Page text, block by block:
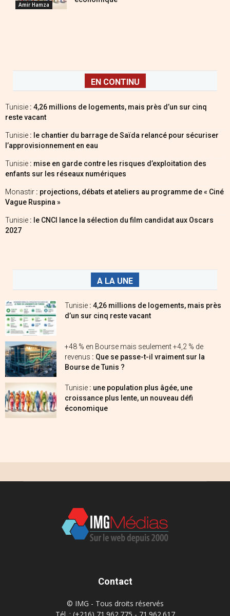
Amir Hamza
EN CONTINU
Tunisie : 4,26 millions de logements, mais près d’un sur cinq
reste vacant
Tunisie : le chantier du barrage de Saïda relancé pour sécuriser
l’approvisionnement en eau
Tunisie : mise en garde contre les risques d’exploitation des
enfants sur les réseaux numériques
Monastir : projections, débats et ateliers au programme de « Ciné
Vague Ruspina »
Tunisie : le CNCI lance la sélection du film candidat aux Oscars
2027
A LA UNE
Tunisie : 4,26 millions de logements, mais près
d’un sur cinq reste vacant
+48 % en Bourse mais seulement +4,2 % de
revenus : Que se passe-t-il vraiment sur la
Bourse de Tunis ?
Tunisie : une population plus âgée, une
croissance plus lente, un nouveau défi
économique
Contact
© IMG - Tous droits réservés